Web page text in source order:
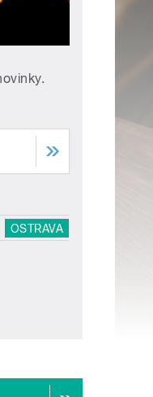
OSTRAVA